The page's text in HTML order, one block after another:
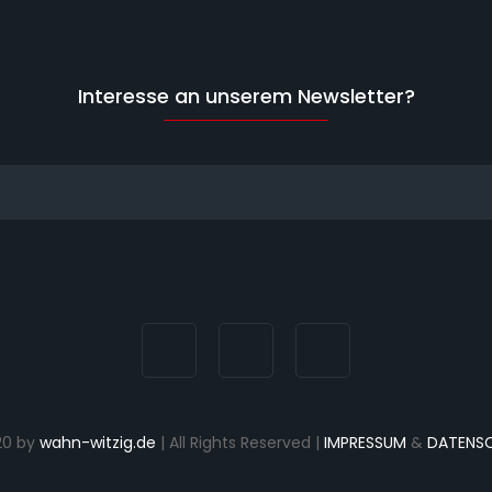
Interesse an unserem Newsletter?
by wahn-witzig.de | All Rights Reserved | IMPRESSUM &